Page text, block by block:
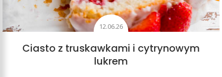
12.06.26
Ciasto z truskawkami i cytrynowym
lukrem